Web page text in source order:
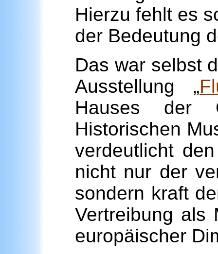
Hierzu fehlt es
der Bedeutung
Das war selbst
Ausstellung „
Hauses der
Historischen
verdeutlicht
nicht nur der
sondern kraft
Vertreibung als
europäischer